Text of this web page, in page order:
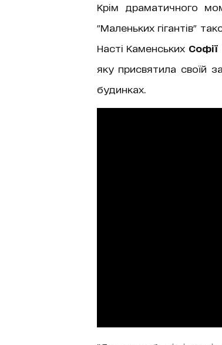
Крім драматичного
"Маленьких гігантів"
Насті Каменських
яку присвятила своїй
будинках.